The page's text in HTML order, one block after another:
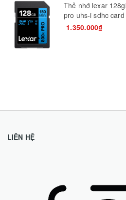
Thẻ nhớ lexar
pro uhs-i sdhc card
1.350.000₫
LIÊN HỆ